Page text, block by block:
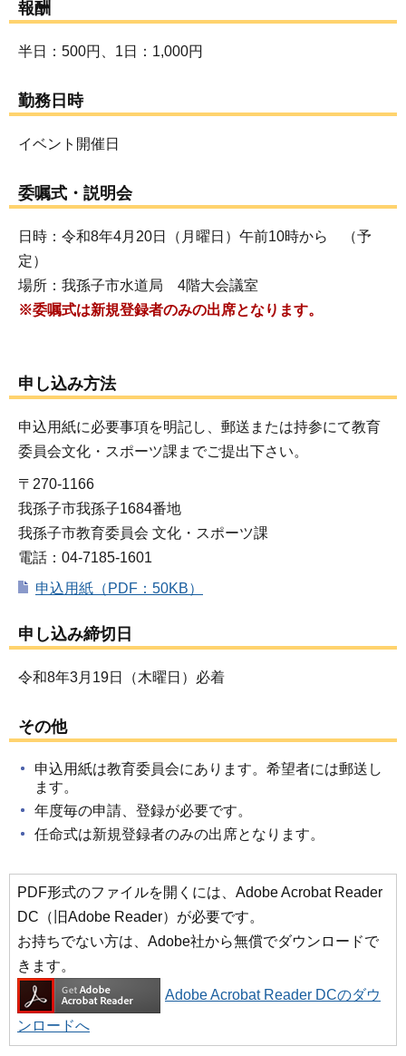
報酬
半日：500円、1日：1,000円
勤務日時
イベント開催日
委嘱式・説明会
日時：令和8年4月20日（月曜日）午前10時から （予
定）
場所：我孫子市水道局 4階大会議室
※委嘱式は新規登録者のみの出席となります。
申し込み方法
申込用紙に必要事項を明記し、郵送または持参にて教育
委員会文化・スポーツ課までご提出下さい。
〒270-1166
我孫子市我孫子1684番地
我孫子市教育委員会 文化・スポーツ課
電話：04-7185-1601
申込用紙（PDF：50KB）
申し込み締切日
令和8年3月19日（木曜日）必着
その他
申込用紙は教育委員会にあります。希望者には郵送し
ます。
年度毎の申請、登録が必要です。
任命式は新規登録者のみの出席となります。
PDF形式のファイルを開くには、Adobe Acrobat Reader
DC（旧Adobe Reader）が必要です。
お持ちでない方は、Adobe社から無償でダウンロードで
きます。
Adobe Acrobat Reader DCのダウ
ンロードへ